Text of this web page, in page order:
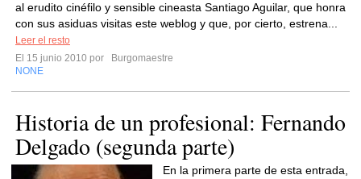
al erudito cinéfilo y sensible cineasta Santiago Aguilar, que honra
con sus asiduas visitas este weblog y que, por cierto, estrena...
Leer el resto
El 15 junio 2010 por
Burgomaestre
NONE
Historia de un profesional: Fernando
Delgado (segunda parte)
En la primera parte de esta entrada,